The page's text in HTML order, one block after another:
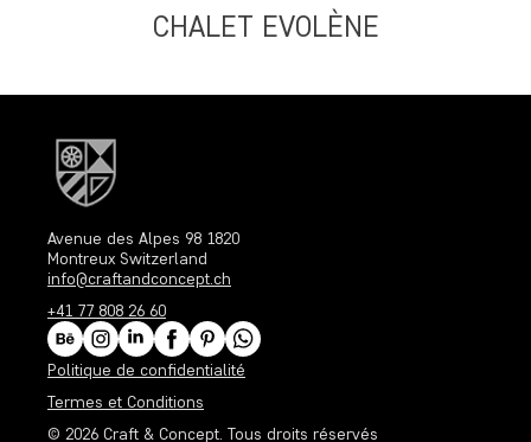
CHALET EVOLÈNE
Avenue des Alpes 98 1820
Montreux Switzerland
info@craftandconcept.ch
+41 77 808 26 60
Politique de confidentialité
Termes et Conditions
© 2026 Craft & Concept. Tous droits réservés